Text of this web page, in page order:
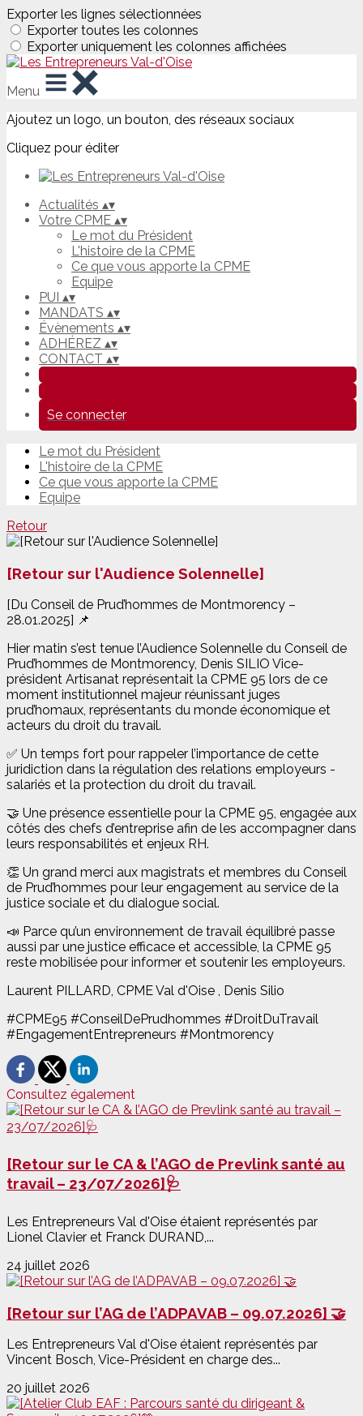
Exporter les lignes sélectionnées
Exporter toutes les colonnes
Exporter uniquement les colonnes affichées
Menu
Ajoutez un logo, un bouton, des réseaux sociaux
Cliquez pour éditer
Actualités ▴▾
Votre CPME ▴▾
Le mot du Président
L'histoire de la CPME
Ce que vous apporte la CPME
Equipe
PUI ▴▾
MANDATS ▴▾
Évènements ▴▾
ADHÉREZ ▴▾
CONTACT ▴▾
Se connecter
Le mot du Président
L'histoire de la CPME
Ce que vous apporte la CPME
Equipe
Retour
[Retour sur l'Audience Solennelle]
[Du Conseil de Prud’hommes de Montmorency –
28.01.2025] 📌
Hier matin s’est tenue l’Audience Solennelle du Conseil de
Prud’hommes de Montmorency, Denis SILIO Vice-
président Artisanat représentait la CPME 95 lors de ce
moment institutionnel majeur réunissant juges
prud’homaux, représentants du monde économique et
acteurs du droit du travail.
✅ Un temps fort pour rappeler l’importance de cette
juridiction dans la régulation des relations employeurs -
salariés et la protection du droit du travail.
🤝 Une présence essentielle pour la CPME 95, engagée aux
côtés des chefs d’entreprise afin de les accompagner dans
leurs responsabilités et enjeux RH.
👏 Un grand merci aux magistrats et membres du Conseil
de Prud’hommes pour leur engagement au service de la
justice sociale et du dialogue social.
📣 Parce qu’un environnement de travail équilibré passe
aussi par une justice efficace et accessible, la CPME 95
reste mobilisée pour informer et soutenir les employeurs.
Laurent PILLARD, CPME Val d'Oise , Denis Silio
#CPME95 #ConseilDePrudhommes #DroitDuTravail
#EngagementEntrepreneurs #Montmorency
Consultez également
[Retour sur le CA & l’AGO de Prevlink santé au
travail – 23/07/2026]🩺
Les Entrepreneurs Val d'Oise étaient représentés par
Lionel Clavier et Franck DURAND,...
24 juillet 2026
[Retour sur l’AG de l’ADPAVAB – 09.07.2026] 🤝
Les Entrepreneurs Val d'Oise étaient représentés par
Vincent Bosch, Vice-Président en charge des...
20 juillet 2026